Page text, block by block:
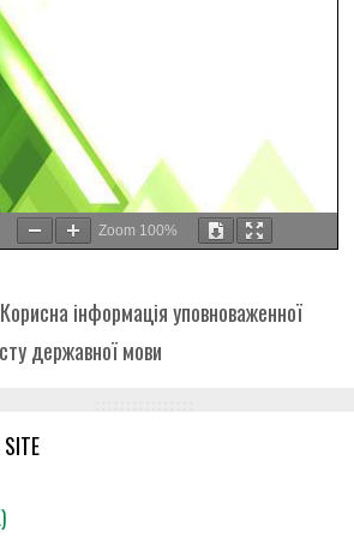
Zoom 100%
Корисна інформація уповноваженної
державної мови